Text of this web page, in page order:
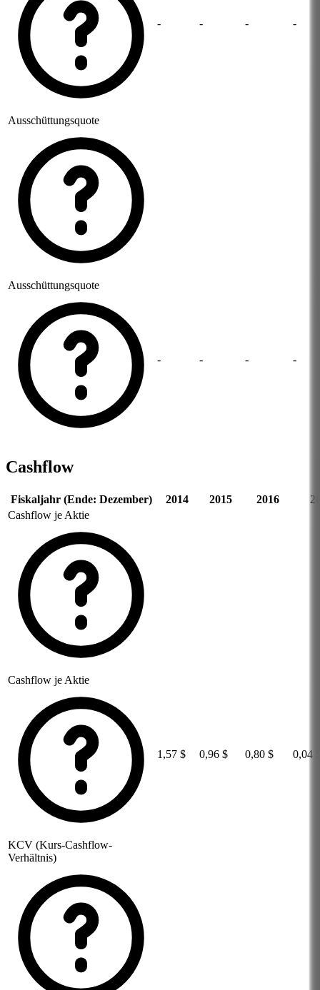
- - - -
Ausschüttungsquote
Ausschüttungsquote
- - - -
Cashflow
Fiskaljahr (Ende: Dezember) 2014 2015 2016
Cashflow je Aktie
Cashflow je Aktie
1,57 $ 0,96 $ 0,80 $ 0,04
KCV (Kurs-Cashflow-
Verhältnis)